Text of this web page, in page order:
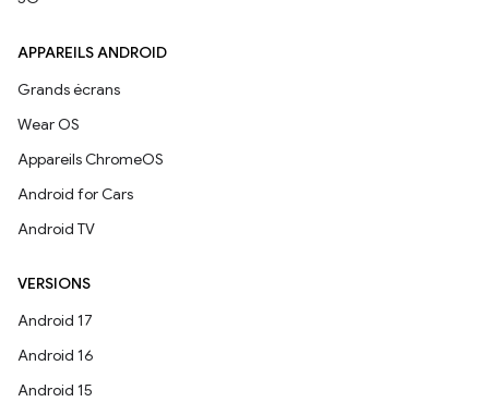
APPAREILS ANDROID
Grands écrans
Wear OS
Appareils ChromeOS
Android for Cars
Android TV
VERSIONS
Android 17
Android 16
Android 15